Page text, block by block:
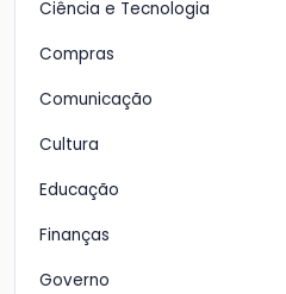
Ciência e Tecnologia
Compras
Comunicação
Cultura
Educação
Finanças
Governo